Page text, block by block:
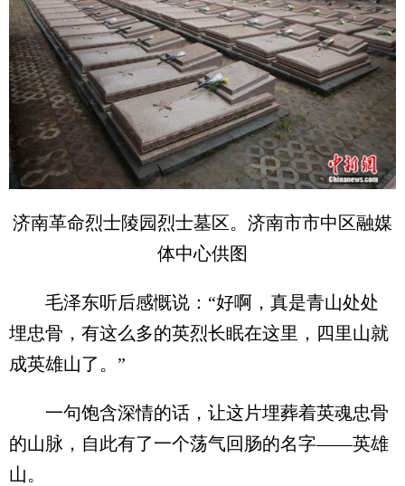
济南革命烈士陵园烈士墓区。济南市市中区融媒
体中心供图
毛泽东听后感慨说：“好啊，真是青山处处
埋忠骨，有这么多的英烈长眠在这里，四里山就
成英雄山了。”
一句饱含深情的话，让这片埋葬着英魂忠骨
的山脉，自此有了一个荡气回肠的名字——英雄
山。